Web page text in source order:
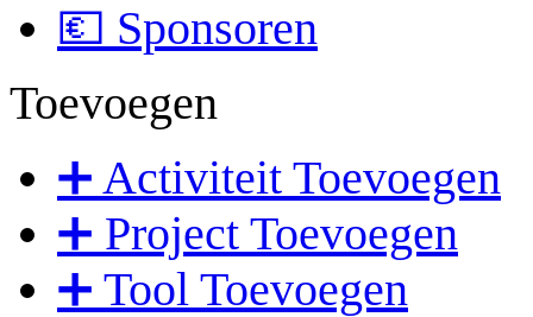
💶 Sponsoren
Toevoegen
➕ Activiteit Toevoegen
➕ Project Toevoegen
➕ Tool Toevoegen